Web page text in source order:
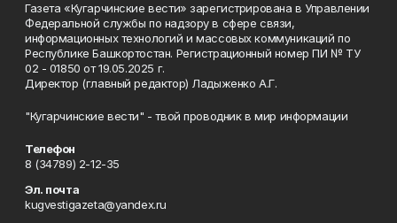
Газета «Кугарчинские вести» зарегистрирована в Управлении
Федеральной службы по надзору в сфере связи,
информационных технологий и массовых коммуникаций по
Республике Башкортостан. Регистрационный номер ПИ № ТУ
02 - 01850 от 19.05.2025 г.
Директор (главный редактор) Ладыженко А.Г.
"Кугарчинские вести" - твой проводник в мир информации
Телефон
8 (34789) 2-12-35
Эл. почта
kugvestigazeta@yandex.ru